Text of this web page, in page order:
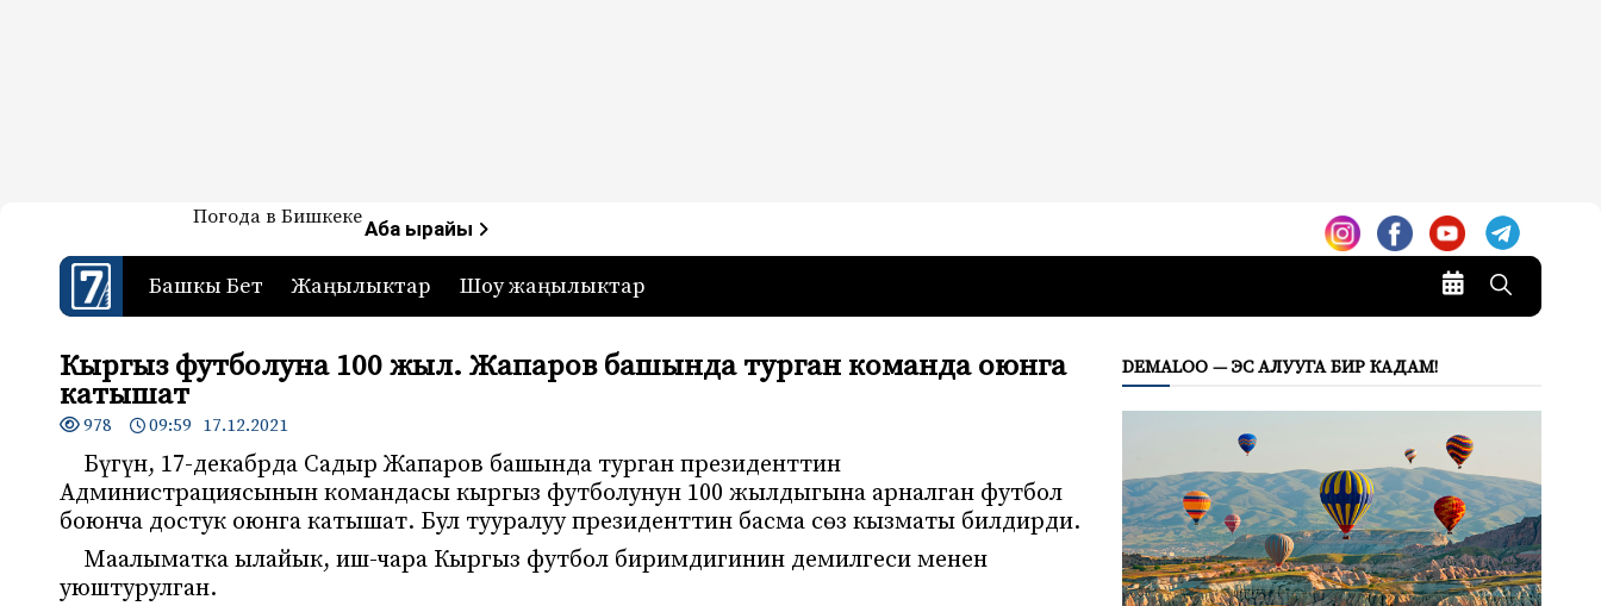
7-канал. Жаңылыктар — Кыргызстан
Жаңылыктар — Кыргызстан
Погода в БишкекеАба ырайы
Башкы Бет Жаңылыктар Шоу жаңылыктар
Кыргыз футболуна 100 жыл. Жапаров башында турган команда оюнга
катышат
978 09:59 17.12.2021
Бүгүн, 17-декабрда Садыр Жапаров башында турган президенттин
Администрациясынын командасы кыргыз футболунун 100 жылдыгына арналган футбол
боюнча достук оюнга катышат. Бул тууралуу президенттин басма сөз кызматы билдирди.
Маалыматка ылайык, иш-чара Кыргыз футбол биримдигинин демилгеси менен
уюштурулган.
DEMALOO — ЭС АЛУУГА БИР КАДАМ!